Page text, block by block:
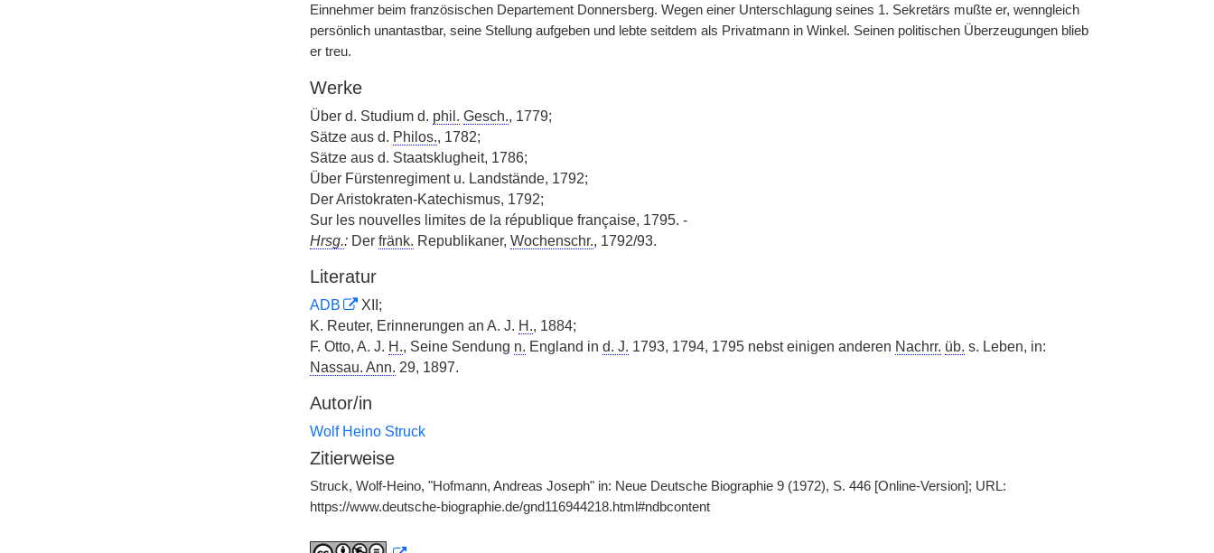
Einnehmer beim französischen Departement Donnersberg. Wegen einer Unterschlagung seines 1. Sekretärs mußte er, wenngleich
persönlich unantastbar, seine Stellung aufgeben und lebte seitdem als Privatmann in Winkel. Seinen politischen Überzeugungen blieb
er treu.
Werke
Über d. Studium d. phil. Gesch., 1779;
Sätze aus d. Philos., 1782;
Sätze aus d. Staatsklugheit, 1786;
Über Fürstenregiment u. Landstände, 1792;
Der Aristokraten-Katechismus, 1792;
Sur les nouvelles limites de la république française, 1795. -
Hrsg.:Der fränk. Republikaner, Wochenschr., 1792/93.
Literatur
ADB
XII;
K. Reuter, Erinnerungen an A. J. H., 1884;
F. Otto, A. J. H., Seine Sendung n. England in d. J. 1793, 1794, 1795 nebst einigen anderen Nachrr. üb. s. Leben, in:
Nassau. Ann. 29, 1897.
Autor/in
Wolf Heino Struck
Zitierweise
Struck, Wolf-Heino, "Hofmann, Andreas Joseph" in: Neue Deutsche Biographie 9 (1972), S. 446 [Online-Version]; URL:
https://www.deutsche-biographie.de/gnd116944218.html#ndbcontent